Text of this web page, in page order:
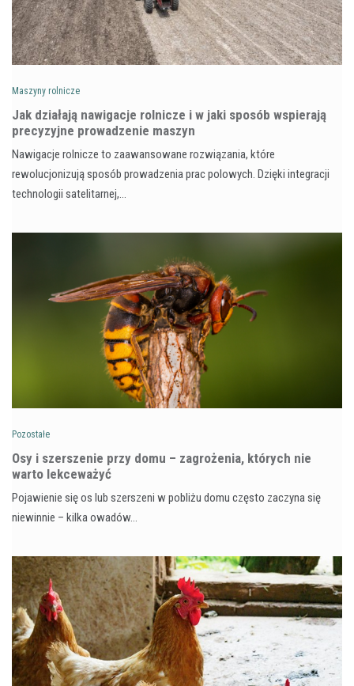
Maszyny rolnicze
Jak działają nawigacje rolnicze i w jaki sposób wspierają
precyzyjne prowadzenie maszyn
Nawigacje rolnicze to zaawansowane rozwiązania, które
rewolucjonizują sposób prowadzenia prac polowych. Dzięki integracji
technologii satelitarnej,…
Pozostałe
Osy i szerszenie przy domu – zagrożenia, których nie
warto lekceważyć
Pojawienie się os lub szerszeni w pobliżu domu często zaczyna się
niewinnie – kilka owadów…